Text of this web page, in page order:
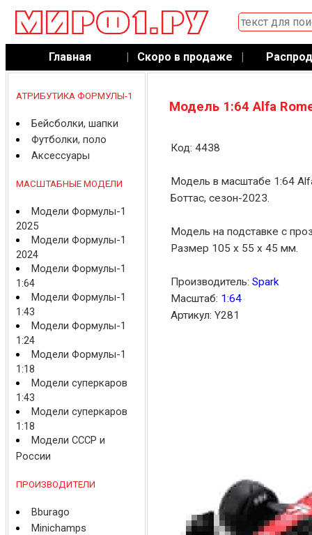
Главная | Скоро в продаже |
АТРИБУТИКА ФОРМУЛЫ-1
Бейсболки, шапки
Футболки, поло
Аксессуары
МАСШТАБНЫЕ МОДЕЛИ
Модели Формулы-1
2025
Модели Формулы-1
2024
Модели Формулы-1
1:64
Модели Формулы-1
1:43
Модели Формулы-1
1:24
Модели Формулы-1
1:18
Модели суперкаров
1:43
Модели суперкаров
1:18
Модели СССР и
России
ПРОИЗВОДИТЕЛИ
Bburago
Minichamps
Модель 1:64 Alfa
Код: 4438
Модель в масштабе 1:64
Боттас, сезон-2023.
Модель на подставке с
Размер 105 x 55 x 45 мм.
Производитель: Spark
Масштаб: 1:64
Артикул: Y281